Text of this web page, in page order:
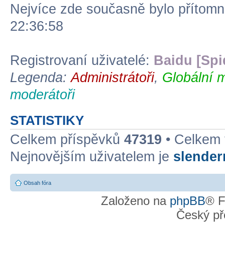
Nejvíce zde současně bylo
22:36:58
Registrovaní uživatelé: Baidu
Legenda:Administrátoři, Globální
moderátoři
STATISTIKY
Celkem příspěvků 47319 •
Nejnovějším uživatelem je
Obsah fóra
Založeno na phpBB®
Český